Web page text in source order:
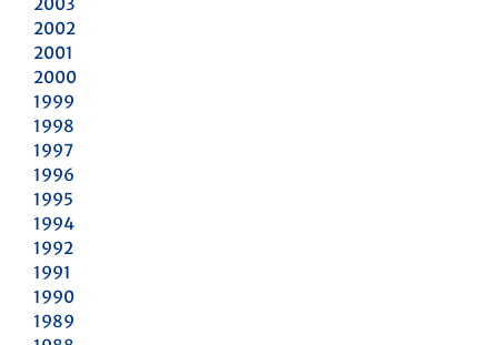
2002
2001
2000
1999
1998
1997
1996
1995
1994
1992
1991
1990
1989